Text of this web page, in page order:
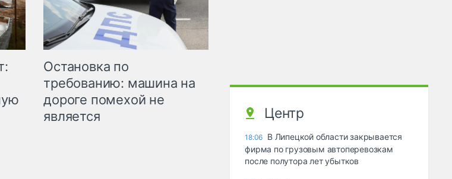
Остановка по
требованию: машина на
дороге помехой не
является
Центр
18:06 В Липецкой области закрывается
фирма по грузовым автоперевозкам
после полутора лет убытков